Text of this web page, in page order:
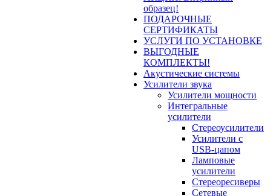
образец!
ПОДАРОЧНЫЕ
СЕРТИФИКАТЫ
УСЛУГИ ПО УСТАНОВКЕ
ВЫГОДНЫЕ
КОМПЛЕКТЫ!
Акустические системы
Усилители звука
Усилители мощности
Интегральные
усилители
Стереоусилители
Усилители с
USB-цапом
Ламповые
усилители
Стереоресиверы
Сетевые